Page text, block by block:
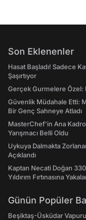
Son Eklenenler
Hasat Başladı! Sadece
Şaşırtıyor
Gerçek Gurmelere Özel:
Güvenlik Müdahale Etti:
Bir Genç Sahneye Atladı
MasterChef’in Ana
Yarışmacı Belli Oldu
Uykuya Dalmakta
Açıklandı
Kaptan Necati Doğan
Yıldırım Fırtınasına
Günün Popüler
Beşiktaş-Üsküdar